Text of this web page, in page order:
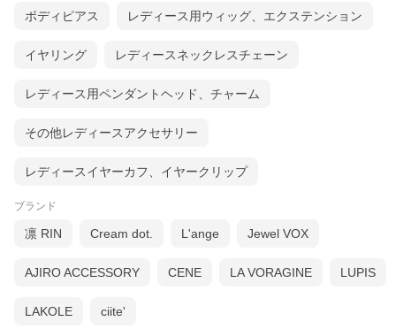
ボディピアス レディース用ウィッグ、エクステンション
イヤリング レディースネックレスチェーン
レディース用ペンダントヘッド、チャーム
その他レディースアクセサリー
レディースイヤーカフ、イヤークリップ
ブランド
凛 RIN Cream dot. L'ange Jewel VOX
AJIRO ACCESSORY CENE LA VORAGINE LUPIS
LAKOLE ciite'